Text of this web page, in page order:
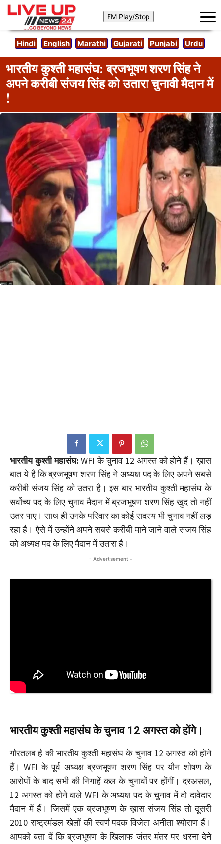
Hindi English Marathi Gujarati Punjabi Urdu
भारतीय कुश्ती महासंघ: ब्रजभूषण शरण सिंह ने
अपने करीबी संजय सिंह को उतारा चुनावी मैदान में
!
भारतीय कुश्ती महासंघ: WFI के चुनाव 12 अगस्त को होने हैं। ख़ास
बात ये है कि ब्रजभूषण शरण सिंह ने अध्यक्ष पद के लिए अपने सबसे
करीबी संजय सिंह को उतरा है। इस बार भारतीय कुश्ती महासंघ के
सर्वोच्य पद के लिए चुनाव मैदान में ब्रजभूषण शरण सिंह खुद तो नहीं
उतर पाए। साथ ही उनके परिवार का कोई सदस्य भी चुनाव नहीं लड़
रहा है। ऐसे में उन्होंने अपने सबसे करीबी माने जाने वाले संजय सिंह
को अध्यक्ष पद के लिए मैदान में उतारा है।
- Advertisement -
भारतीय कुश्ती महासंघ के चुनाव 12 अगस्त को होंगे।
गौरतलब है की भारतीय कुश्ती महासंघ के चुनाव 12 अगस्त को होने
हैं। WFI के पूर्व अध्यक्ष ब्रजभूषण शरण सिंह पर यौन शोषण के
आरोपों के बाद सभी की निगाहें कल के चुनावों पर होंगीं। दरअसल,
12 अगस्त को होने वाले WFI के अध्यक्ष पद के चुनाव में दो दावेदार
मैदान में हैं। जिसमें एक ब्रजभूषण के ख़ास संजय सिंह तो दूसरी
2010 राष्ट्रमंडल खेलों की स्वर्ण पदक विजेता अनीता श्योराण हैं।
आपको बता दें कि ब्रजभूषण के खिलाफ जंतर मंतर पर धरना देने